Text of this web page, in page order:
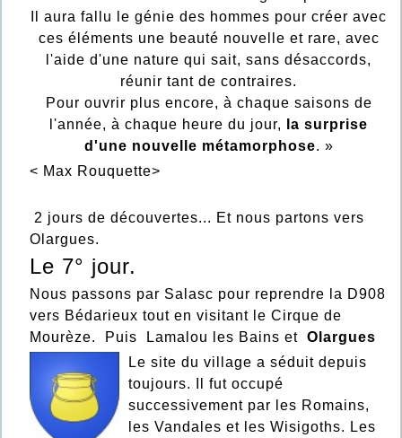
Il aura fallu le génie des hommes pour créer avec
ces éléments une beauté nouvelle et rare, avec
l'aide d'une nature qui sait, sans désaccords,
réunir tant de contraires.
Pour ouvrir plus encore, à chaque saisons de
l'année, à chaque heure du jour,
la surprise
d'une nouvelle métamorphose. »
< Max Rouquette>
2 jours de découvertes... Et nous partons vers
Olargues.
Le 7° jour.
Nous passons par Salasc pour reprendre la D908
vers Bédarieux tout en visitant le Cirque de
Mourèze. Puis Lamalou les Bains et Olargues
Le site du village a séduit depuis
toujours. Il fut occupé
successivement par les Romains,
les Vandales et les Wisigoths. Les